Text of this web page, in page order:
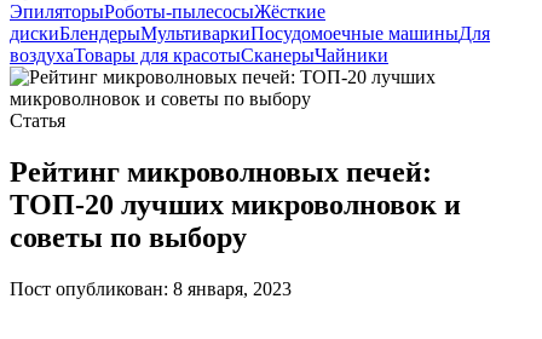
ЭпиляторыРоботы-пылесосыЖёсткие
дискиБлендерыМультиваркиПосудомоечные машиныДля
воздухаТовары для красотыСканерыЧайники
Статья
Рейтинг микроволновых печей:
ТОП-20 лучших микроволновок и
советы по выбору
Пост опубликован: 8 января, 2023